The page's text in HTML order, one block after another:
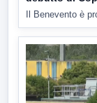
Il Benevento è